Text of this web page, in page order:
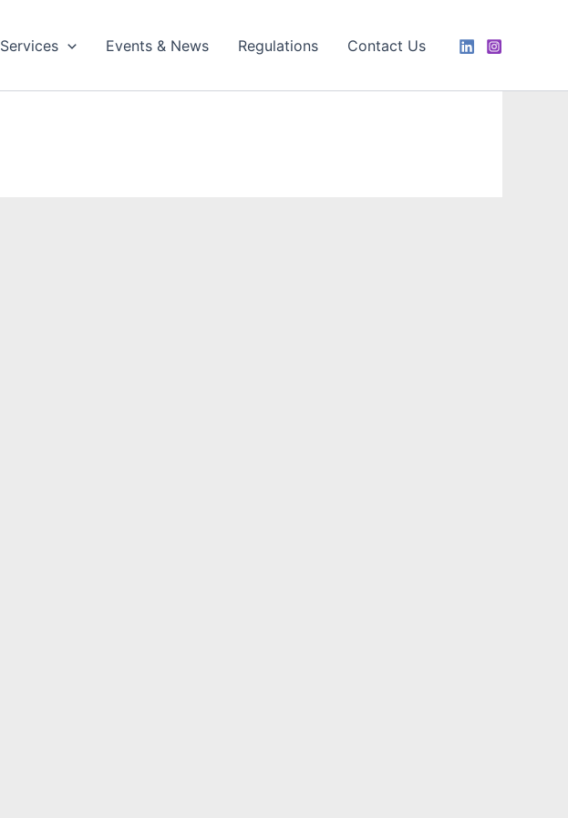
Services Events & News Regulations Contact Us